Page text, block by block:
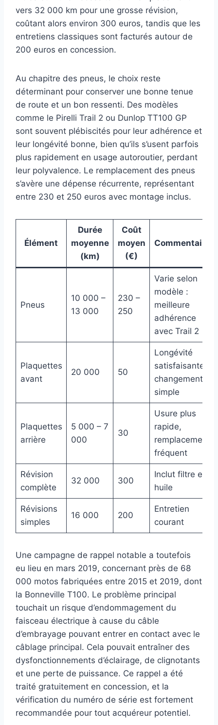
vers 32 000 km pour une grosse révision,
coûtant alors environ 300 euros, tandis que les
entretiens classiques sont facturés autour de
200 euros en concession.
Au chapitre des pneus, le choix reste
déterminant pour conserver une bonne tenue
de route et un bon ressenti. Des modèles
comme le Pirelli Trail 2 ou Dunlop TT100 GP
sont souvent plébiscités pour leur adhérence et
leur longévité bonne, bien qu’ils s’usent parfois
plus rapidement en usage autoroutier, perdant
leur polyvalence. Le remplacement des pneus
s’avère une dépense récurrente, représentant
entre 230 et 250 euros avec montage inclus.
Élément
Durée
moyenne
(km)
Coût
moyen
(€)
Commentaire
Pneus
10 000 –
13 000
230 –
250
Varie selon
modèle :
meilleure
adhérence
avec Trail 2
Plaquettes
avant
20 000 50
Longévité
satisfaisante,
changement
simple
Plaquettes
arrière
5 000 – 7
000
30
Usure plus
rapide,
remplacement
fréquent
Révision
complète
32 000 300
Inclut filtre et
huile
Révisions
simples
16 000 200
Entretien
courant
Une campagne de rappel notable a toutefois
eu lieu en mars 2019, concernant près de 68
000 motos fabriquées entre 2015 et 2019, dont
la Bonneville T100. Le problème principal
touchait un risque d’endommagement du
faisceau électrique à cause du câble
d’embrayage pouvant entrer en contact avec le
câblage principal. Cela pouvait entraîner des
dysfonctionnements d’éclairage, de clignotants
et une perte de puissance. Ce rappel a été
traité gratuitement en concession, et la
vérification du numéro de série est fortement
recommandée pour tout acquéreur potentiel.